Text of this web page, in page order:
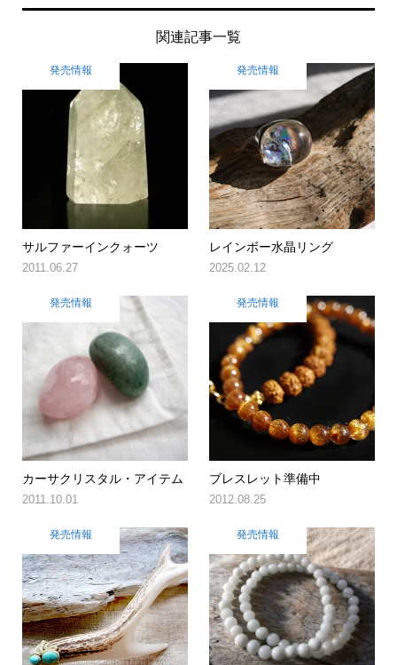
関連記事一覧
発売情報
サルファーインクォーツ
2011.06.27
発売情報
レインボー水晶リング
2025.02.12
発売情報
カーサクリスタル・アイテム
2011.10.01
発売情報
ブレスレット準備中
2012.08.25
発売情報 発売情報